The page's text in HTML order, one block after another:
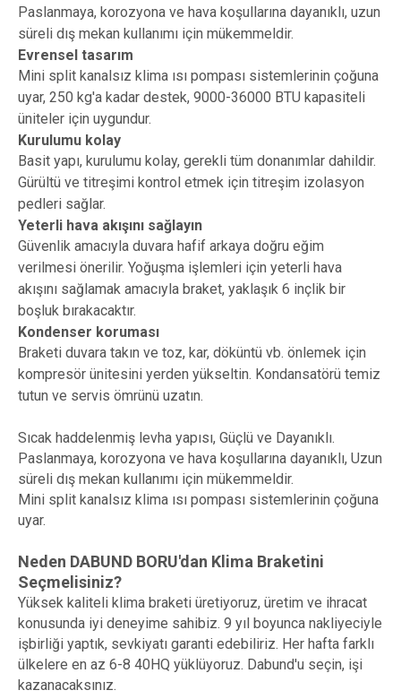
Paslanmaya, korozyona ve hava koşullarına dayanıklı, uzun
süreli dış mekan kullanımı için mükemmeldir.
Evrensel tasarım
Mini split kanalsız klima ısı pompası sistemlerinin çoğuna
uyar, 250 kg'a kadar destek, 9000-36000 BTU kapasiteli
üniteler için uygundur.
Kurulumu kolay
Basit yapı, kurulumu kolay, gerekli tüm donanımlar dahildir.
Gürültü ve titreşimi kontrol etmek için titreşim izolasyon
pedleri sağlar.
Yeterli hava akışını sağlayın
Güvenlik amacıyla duvara hafif arkaya doğru eğim
verilmesi önerilir. Yoğuşma işlemleri için yeterli hava
akışını sağlamak amacıyla braket, yaklaşık 6 inçlik bir
boşluk bırakacaktır.
Kondenser koruması
Braketi duvara takın ve toz, kar, döküntü vb. önlemek için
kompresör ünitesini yerden yükseltin. Kondansatörü temiz
tutun ve servis ömrünü uzatın.
Sıcak haddelenmiş levha yapısı, Güçlü ve Dayanıklı.
Paslanmaya, korozyona ve hava koşullarına dayanıklı, Uzun
süreli dış mekan kullanımı için mükemmeldir.
Mini split kanalsız klima ısı pompası sistemlerinin çoğuna
uyar.
Neden DABUND BORU'dan Klima Braketini
Seçmelisiniz?
Yüksek kaliteli klima braketi üretiyoruz, üretim ve ihracat
konusunda iyi deneyime sahibiz. 9 yıl boyunca nakliyeciyle
işbirliği yaptık, sevkiyatı garanti edebiliriz. Her hafta farklı
ülkelere en az 6-8 40HQ yüklüyoruz. Dabund'u seçin, işi
kazanacaksınız.